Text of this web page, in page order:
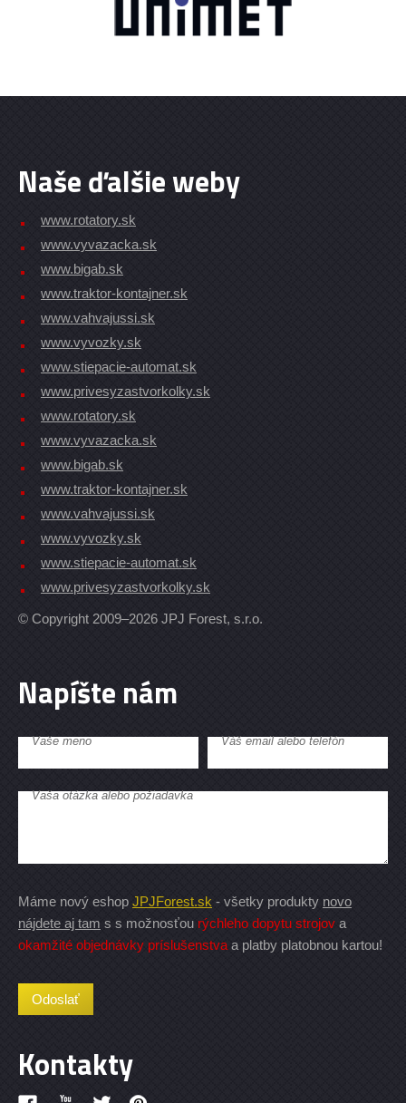
Naše ďalšie weby
www.rotatory.sk
www.vyvazacka.sk
www.bigab.sk
www.traktor-kontajner.sk
www.vahvajussi.sk
www.vyvozky.sk
www.stiepacie-automat.sk
www.privesyzastvorkolky.sk
www.rotatory.sk
www.vyvazacka.sk
www.bigab.sk
www.traktor-kontajner.sk
www.vahvajussi.sk
www.vyvozky.sk
www.stiepacie-automat.sk
www.privesyzastvorkolky.sk
© Copyright 2009–2026 JPJ Forest, s.r.o.
Napíšte nám
Vaše meno Váš email alebo telefón
Vaša otázka alebo požiadavka
Máme nový eshop JPJForest.sk - všetky produkty novo
nájdete aj tam s s možnosťou rýchleho dopytu strojov a
okamžité objednávky príslušenstva a platby platobnou kartou!
Kontakty